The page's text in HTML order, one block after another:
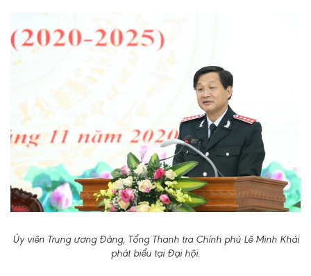
Ủy viên Trung ương Đảng, Tổng Thanh tra Chính phủ Lê Minh Khái
phát biểu tại Đại hội.